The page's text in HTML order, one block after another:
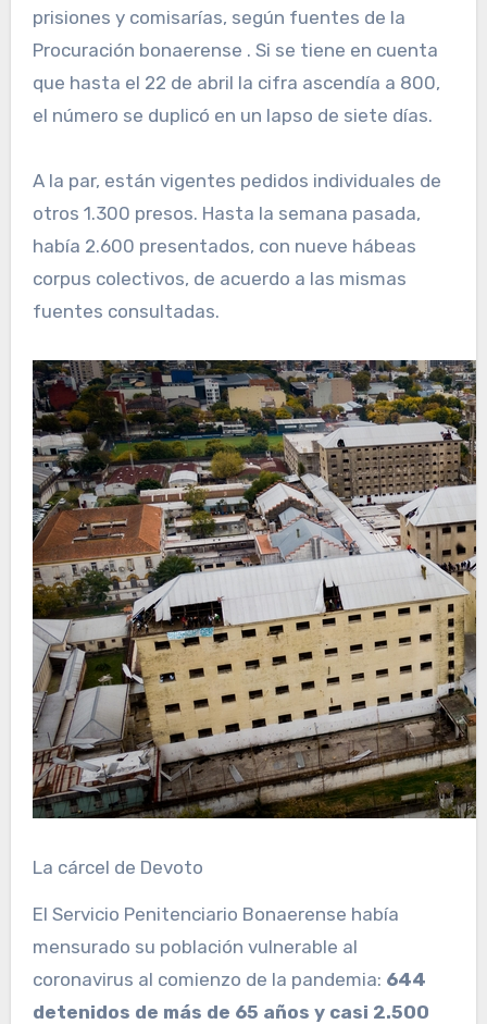
prisiones y comisarías, según fuentes de la
Procuración bonaerense . Si se tiene en cuenta
que hasta el 22 de abril la cifra ascendía a 800,
el número se duplicó en un lapso de siete días.
A la par, están vigentes pedidos individuales de
otros 1.300 presos. Hasta la semana pasada,
había 2.600 presentados, con nueve hábeas
corpus colectivos, de acuerdo a las mismas
fuentes consultadas.
La cárcel de Devoto
El Servicio Penitenciario Bonaerense había
mensurado su población vulnerable al
coronavirus al comienzo de la pandemia: 644
detenidos de más de 65 años y casi 2.500